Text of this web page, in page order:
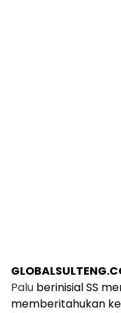
Palu berinisial SS
memberitahukan